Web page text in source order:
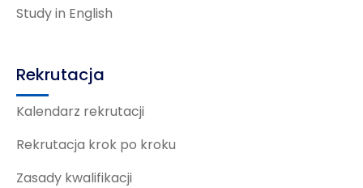
Study in English
Rekrutacja
Kalendarz rekrutacji
Rekrutacja krok po kroku
Zasady kwalifikacji